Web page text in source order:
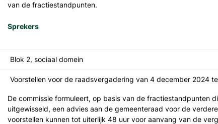
van de fractiestandpunten.
Sprekers
Blok 2, sociaal domein
Voorstellen voor de raadsvergadering van 4 december 2024
De commissie formuleert, op basis van de fractiestandpunten
uitgewisseld, een advies aan de gemeenteraad voor de
voorstellen kunnen tot uiterlijk 48 uur voor aanvang van de